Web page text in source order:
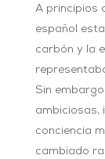
A principios
español
carbón y la
Sin
ambiciosas,
conciencia
cambiado